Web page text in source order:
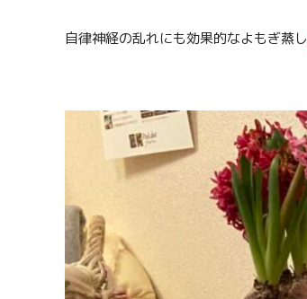
自律神経の乱れにも効果的なよもぎ蒸し